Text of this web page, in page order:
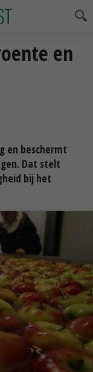
en
en beschermt
Dat stelt
bij het